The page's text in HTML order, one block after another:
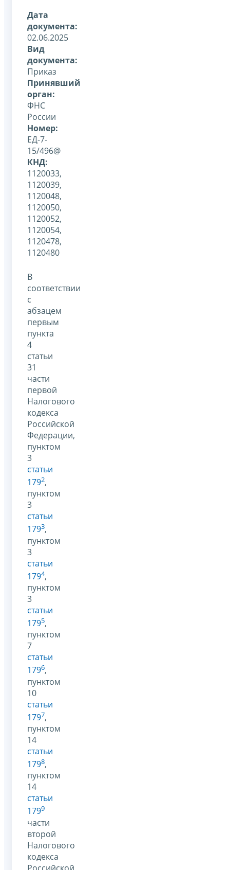
Дата
документа:
02.06.2025
Вид
документа:
Приказ
Принявший
орган:
ФНС
России
Номер:
ЕД-7-
15/496@
КНД:
1120033,
1120039,
1120048,
1120050,
1120052,
1120054,
1120478,
1120480
В
соответствии
с
абзацем
первым
пункта
4
статьи
31
части
первой
Налогового
кодекса
Российской
Федерации,
пунктом
3
статьи
1792,
пунктом
3
статьи
1793,
пунктом
3
статьи
1794,
пунктом
3
статьи
1795,
пунктом
7
статьи
1796,
пунктом
10
статьи
1797,
пунктом
14
статьи
1798,
пунктом
14
статьи
1799
части
второй
Налогового
кодекса